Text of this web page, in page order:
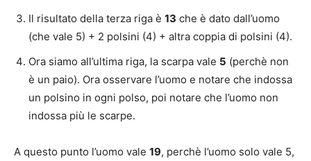
Il risultato della terza riga è 13 che è dato dall’uomo
(che vale 5) + 2 polsini (4) + altra coppia di polsini (4).
Ora siamo all’ultima riga, la scarpa vale 5 (perchè non
è un paio). Ora osservare l’uomo e notare che indossa
un polsino in ogni polso, poi notare che l’uomo non
indossa più le scarpe.
A questo punto l’uomo vale 19, perchè l’uomo solo vale 5,